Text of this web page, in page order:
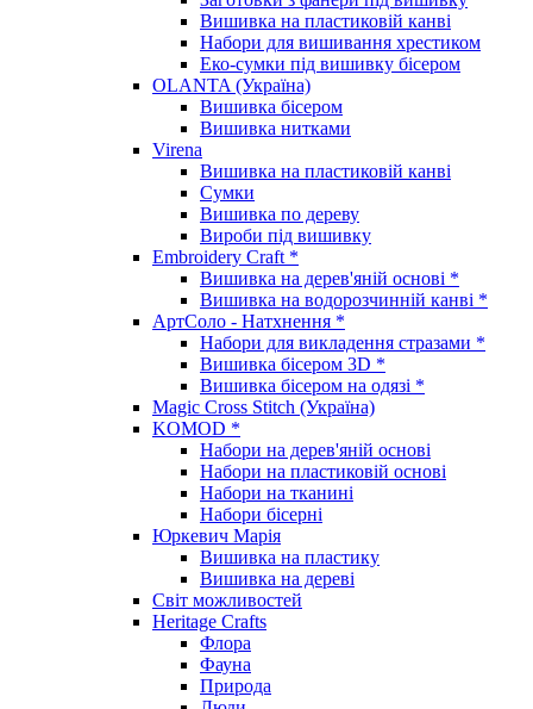
Вишивка на пластиковій канві
Набори для вишивання хрестиком
Еко-сумки під вишивку бісером
OLANTA (Україна)
Вишивка бісером
Вишивка нитками
Virena
Вишивка на пластиковій канві
Сумки
Вишивка по дереву
Вироби під вишивку
Embroidery Craft *
Вишивка на дерев'яній основі *
Вишивка на водорозчинній канві *
АртСоло - Натхнення *
Набори для викладення стразами *
Вишивка бісером 3D *
Вишивка бісером на одязі *
Magic Cross Stitch (Україна)
KOMOD *
Набори на дерев'яній основі
Набори на пластиковій основі
Набори на тканині
Набори бісерні
Юркевич Марія
Вишивка на пластику
Вишивка на дереві
Світ можливостей
Heritage Crafts
Флора
Фауна
Природа